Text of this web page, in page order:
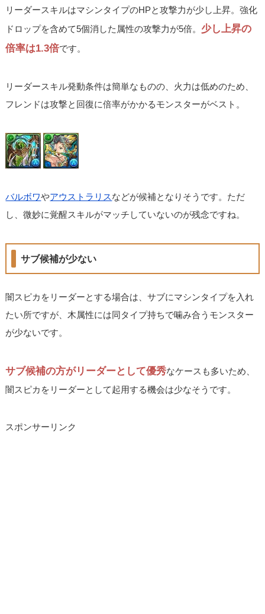
リーダースキルはマシンタイプのHPと攻撃力が少し上昇。強化
ドロップを含めて5個消した属性の攻撃力が5倍。 少し上昇の
倍率は1.3倍です。
リーダースキル発動条件は簡単なものの、火力は低めのため、
フレンドは攻撃と回復に倍率がかかるモンスターがベスト。
バルボワやアウストラリスなどが候補となりそうです。ただ
し、微妙に覚醒スキルがマッチしていないのが残念ですね。
サブ候補が少ない
闇スピカをリーダーとする場合は、サブにマシンタイプを入れ
たい所ですが、木属性には同タイプ持ちで噛み合うモンスター
が少ないです。
サブ候補の方がリーダーとして優秀なケースも多いため、
闇スピカをリーダーとして起用する機会は少なそうです。
スポンサーリンク